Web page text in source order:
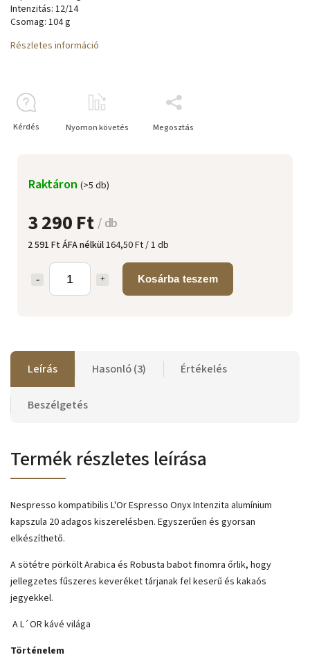
3 290 Ft/ db
2 591 Ft ÁFA nélkül164,50 Ft / 1 db
Kosárba teszem
Raktáron (>5 db)
Intenzitás: 12/14
Csomag: 104 g
Részletes információ
Kérdés Nyomon követés Megosztás
Leírás Hasonló (3) Értékelés
Beszélgetés
Termék részletes leírása
Nespresso kompatibilis L'Or Espresso Onyx Intenzita alumínium
kapszula 20 adagos kiszerelésben. Egyszerűen és gyorsan
elkészíthető.
A sötétre pörkölt Arabica és Robusta babot finomra őrlik, hogy
jellegzetes fűszeres keveréket tárjanak fel keserű és kakaós
jegyekkel.
A L´OR kávé világa
Történelem